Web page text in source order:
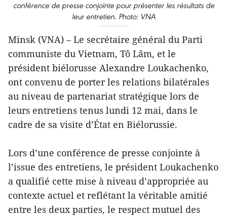
conférence de presse conjointe pour présenter les résultats de
leur entretien. Photo: VNA
Minsk (VNA) – Le secrétaire général du Parti
communiste du Vietnam, Tô Lâm, et le
président biélorusse Alexandre Loukachenko,
ont convenu de porter les relations bilatérales
au niveau de partenariat stratégique lors de
leurs entretiens tenus lundi 12 mai, dans le
cadre de sa visite d’État en Biélorussie.
Lors d’une conférence de presse conjointe à
l’issue des entretiens, le président Loukachenko
a qualifié cette mise à niveau d’appropriée au
contexte actuel et reflétant la véritable amitié
entre les deux parties, le respect mutuel des